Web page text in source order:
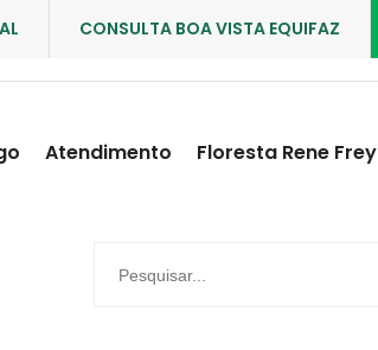
CONSULTA BOA VISTA EQUIFAZ
Atendimento Floresta Rene Frey